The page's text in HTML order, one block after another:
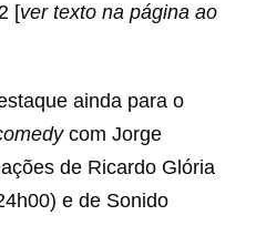
[ver texto na página ao
ainda para o
com Jorge
de Ricardo Glória
e de Sonido